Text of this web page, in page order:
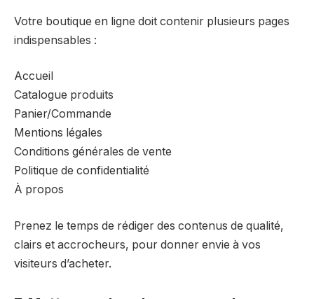
Votre boutique en ligne doit contenir plusieurs pages
indispensables :
Accueil
Catalogue produits
Panier/Commande
Mentions légales
Conditions générales de vente
Politique de confidentialité
À propos
Prenez le temps de rédiger des contenus de qualité,
clairs et accrocheurs, pour donner envie à vos
visiteurs d’acheter.